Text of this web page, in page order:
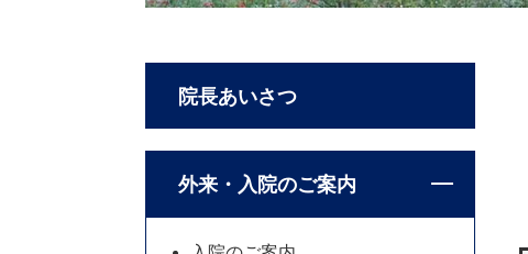
院長あいさつ
外来・入院のご案内